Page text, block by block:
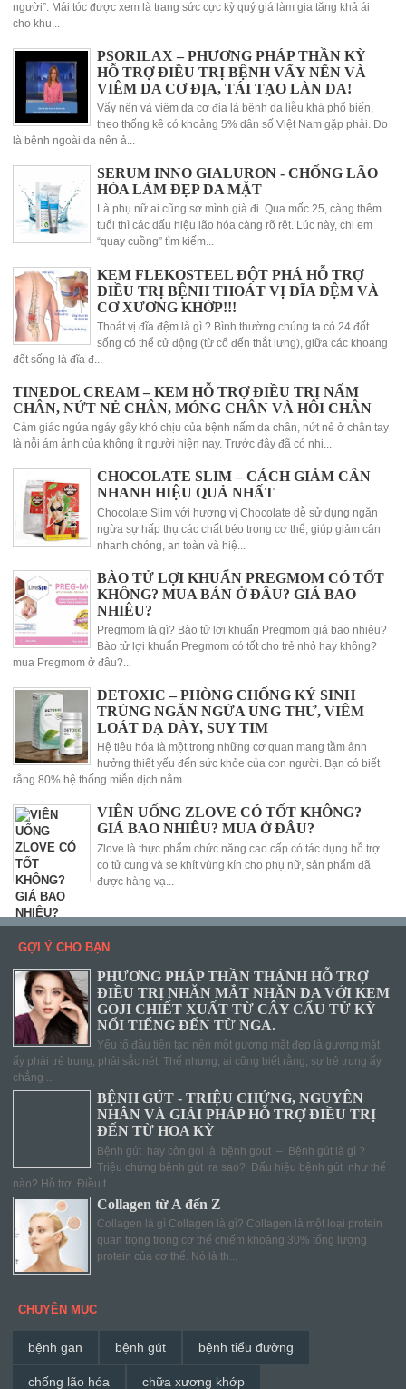
người”. Mái tóc được xem là trang sức cực kỳ quý giá làm gia tăng khả ái
cho khu...
PSORILAX – PHƯƠNG PHÁP THẦN KỲ
HỖ TRỢ ĐIỀU TRỊ BỆNH VẨY NẾN VÀ
VIÊM DA CƠ ĐỊA, TÁI TẠO LÀN DA!
Vẩy nến và viêm da cơ địa là bệnh da liễu khá phổ biến,
theo thống kê có khoảng 5% dân số Việt Nam gặp phải. Do
là bệnh ngoài da nên ả...
SERUM INNO GIALURON - CHỐNG LÃO
HÓA LÀM ĐẸP DA MẶT
Là phụ nữ ai cũng sợ mình già đi. Qua mốc 25, càng thêm
tuổi thì các dấu hiệu lão hóa càng rõ rệt. Lúc này, chị em
“quay cuồng” tìm kiếm...
KEM FLEKOSTEEL ĐỘT PHÁ HỖ TRỢ
ĐIỀU TRỊ BỆNH THOÁT VỊ ĐĨA ĐỆM VÀ
CƠ XƯƠNG KHỚP!!!
Thoát vị đĩa đệm là gì ? Bình thường chúng ta có 24 đốt
sống có thể cử động (từ cổ đến thắt lưng), giữa các khoang
đốt sống là đĩa đ...
TINEDOL CREAM – KEM HỖ TRỢ ĐIỀU TRỊ NẤM
CHÂN, NỨT NẺ CHÂN, MÓNG CHÂN VÀ HÔI CHÂN
Cảm giác ngứa ngáy gây khó chịu của bệnh nấm da chân, nứt nẻ ở chân tay
là nỗi ám ảnh của không ít người hiện nay. Trước đây đã có nhi...
CHOCOLATE SLIM – CÁCH GIẢM CÂN
NHANH HIỆU QUẢ NHẤT
Chocolate Slim với hương vị Chocolate dễ sử dụng ngăn
ngừa sự hấp thụ các chất béo trong cơ thể, giúp giảm cân
nhanh chóng, an toàn và hiệ...
BÀO TỬ LỢI KHUẨN PREGMOM CÓ TỐT
KHÔNG? MUA BÁN Ở ĐÂU? GIÁ BAO
NHIÊU?
Pregmom là gì? Bào tử lợi khuẩn Pregmom giá bao nhiêu?
Bào tử lợi khuẩn Pregmom có tốt cho trẻ nhỏ hay không?
mua Pregmom ở đâu?...
DETOXIC – PHÒNG CHỐNG KÝ SINH
TRÙNG NGĂN NGỪA UNG THƯ, VIÊM
LOÁT DẠ DÀY, SUY TIM
Hệ tiêu hóa là một trong những cơ quan mang tầm ảnh
hưởng thiết yếu đến sức khỏe của con người. Bạn có biết
rằng 80% hệ thống miễn dịch nằm...
VIÊN UỐNG ZLOVE CÓ TỐT KHÔNG?
GIÁ BAO NHIÊU? MUA Ở ĐÂU?
Zlove là thực phẩm chức năng cao cấp có tác dụng hỗ trợ
co tử cung và se khít vùng kín cho phụ nữ, sản phẩm đã
được hàng vạ...
GỢI Ý CHO BẠN
PHƯƠNG PHÁP THẦN THÁNH HỖ TRỢ
ĐIỀU TRỊ NHĂN MẮT NHĂN DA VỚI KEM
GOJI CHIẾT XUẤT TỪ CÂY CẨU TỬ KỲ
NỔI TIẾNG ĐẾN TỪ NGA.
Yếu tố đầu tiên tạo nên một gương mặt đẹp là gương mặt
ấy phải trẻ trung, phải sắc nét. Thế nhưng, ai cũng biết rằng, sự trẻ trung ấy
chẳng ...
BỆNH GÚT - TRIỆU CHỨNG, NGUYÊN
NHÂN VÀ GIẢI PHÁP HỖ TRỢ ĐIỀU TRỊ
ĐẾN TỪ HOA KỲ
Bệnh gút hay còn gọi là bệnh gout – Bệnh gút là gì ?
Triệu chứng bệnh gút ra sao? Dấu hiệu bệnh gút như thế
nào? Hỗ trợ Điều t...
Collagen từ A đến Z
Collagen là gì Collagen là gì? Collagen là một loại protein
quan trọng trong cơ thể chiếm khoảng 30% tổng lượng
protein của cơ thể. Nó là th...
CHUYÊN MỤC
bệnh gan bệnh gút bệnh tiểu đường
chống lão hóa chữa xương khớp